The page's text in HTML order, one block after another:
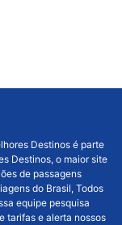
Destinos é parte
Destinos, o maior site
de passagens
do Brasil, Todos
equipe pesquisa
tarifas e alerta nossos